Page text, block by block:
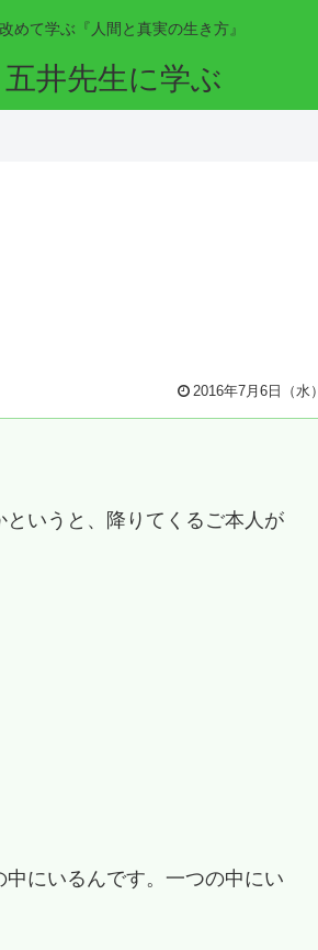
めて学ぶ『人間と真実の生き方』
五井先生に学ぶ
2016年7月6日（水）
いうと、降りてくるご本人が
にいるんです。一つの中にい